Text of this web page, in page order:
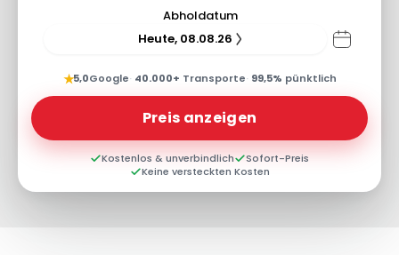
Abholdatum
Heute, 08.08.26
★5,0Google· 40.000+ Transporte· 99,5% pünktlich
Preis anzeigen
Kostenlos & unverbindlich
Sofort-Preis
Keine versteckten Kosten